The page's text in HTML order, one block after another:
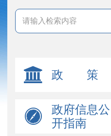
政 策
政府信息公
开指南